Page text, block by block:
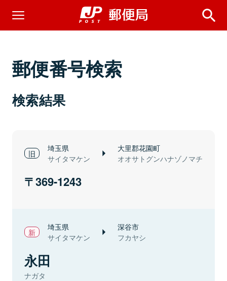
郵便番号検索
検索結果
埼玉県
サイタマケン
大里郡花園町
オオサトグンハナゾノマチ
369-1243
埼玉県
サイタマケン
深谷市
フカヤシ
永田
ナガタ